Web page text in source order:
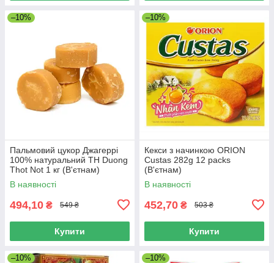
–10%
Пальмовий цукор Джагеррі
100% натуральний TH Duong
Thot Not 1 кг (В'єтнам)
В наявності
494,10 ₴ 549 ₴
Купити
–10%
Кекси з начинкою ORION
Custas 282g 12 packs
(В'єтнам)
В наявності
452,70 ₴ 503 ₴
Купити
–10% –10%